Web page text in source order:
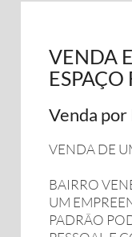
VENDA
ESPAÇO
Venda
VENDA DE
BAIRRO
UM
PADRÃO